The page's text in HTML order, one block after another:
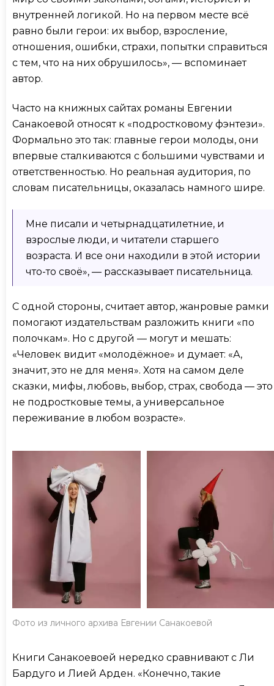
внутренней логикой. Но на первом месте всё
равно были герои: их выбор, взросление,
отношения, ошибки, страхи, попытки справиться
с тем, что на них обрушилось», — вспоминает
автор.
Часто на книжных сайтах романы Евгении
Санакоевой относят к «подростковому фэнтези».
Формально это так: главные герои молоды, они
впервые сталкиваются с большими чувствами и
ответственностью. Но реальная аудитория, по
словам писательницы, оказалась намного шире.
Мне писали и четырнадцатилетние, и
взрослые люди, и читатели старшего
возраста. И все они находили в этой истории
что-то своё», — рассказывает писательница.
С одной стороны, считает автор, жанровые рамки
помогают издательствам разложить книги «по
полочкам». Но с другой — могут и мешать:
«Человек видит «молодёжное» и думает: «А,
значит, это не для меня». Хотя на самом деле
сказки, мифы, любовь, выбор, страх, свобода — это
не подростковые темы, а универсальное
переживание в любом возрасте».
Фото из личного архива Евгении Санакоевой
Книги Санакоевоей нередко сравнивают с Ли
Бардуго и Лией Арден. «Конечно, такие